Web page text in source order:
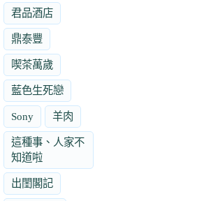
君品酒店
鼎泰豐
喫茶萬歲
藍色生死戀
Sony 羊肉
這種事、人家不
知道啦
出閨閣記